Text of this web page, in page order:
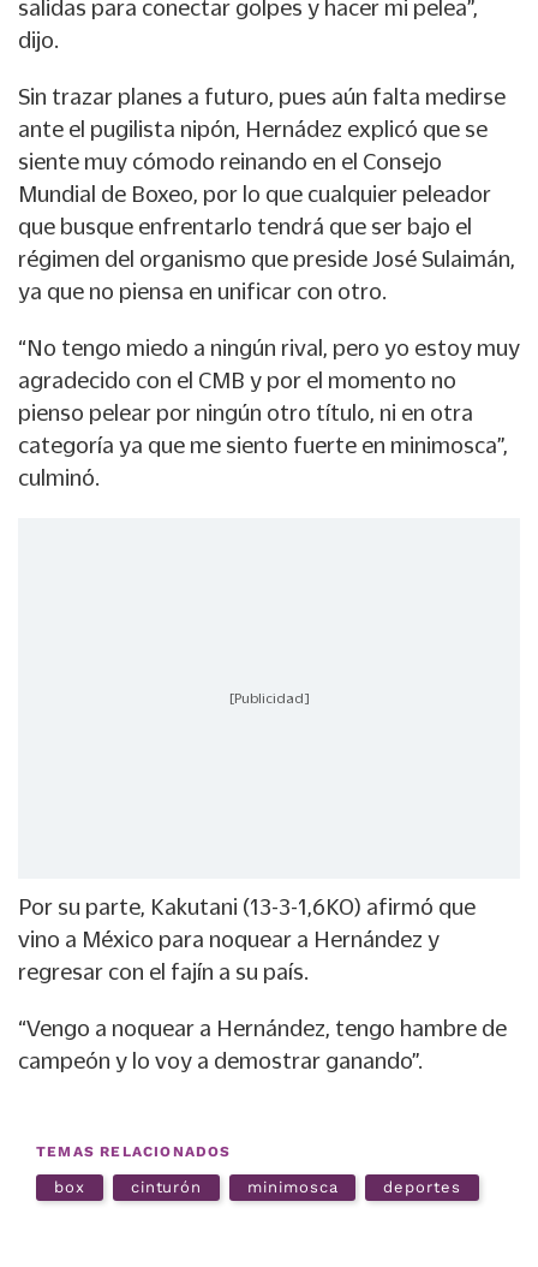
salidas para conectar golpes y hacer mi pelea”,
dijo.
Sin trazar planes a futuro, pues aún falta medirse
ante el pugilista nipón, Hernádez explicó que se
siente muy cómodo reinando en el Consejo
Mundial de Boxeo, por lo que cualquier peleador
que busque enfrentarlo tendrá que ser bajo el
régimen del organismo que preside José Sulaimán,
ya que no piensa en unificar con otro.
“No tengo miedo a ningún rival, pero yo estoy muy
agradecido con el CMB y por el momento no
pienso pelear por ningún otro título, ni en otra
categoría ya que me siento fuerte en minimosca”,
culminó.
[Publicidad]
Por su parte, Kakutani (13-3-1,6KO) afirmó que
vino a México para noquear a Hernández y
regresar con el fajín a su país.
“Vengo a noquear a Hernández, tengo hambre de
campeón y lo voy a demostrar ganando”.
TEMAS RELACIONADOS
box cinturón minimosca deportes